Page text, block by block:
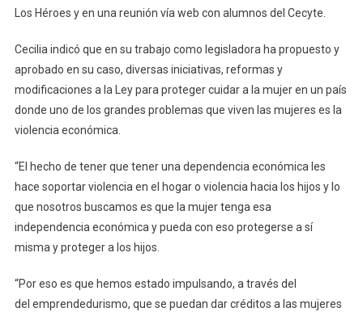
Los Héroes y en una reunión vía web con alumnos del Cecyte.
Cecilia indicó que en su trabajo como legisladora ha propuesto y
aprobado en su caso, diversas iniciativas, reformas y
modificaciones a la Ley para proteger cuidar a la mujer en un país
donde uno de los grandes problemas que viven las mujeres es la
violencia económica.
“El hecho de tener que tener una dependencia económica les
hace soportar violencia en el hogar o violencia hacia los hijos y lo
que nosotros buscamos es que la mujer tenga esa
independencia económica y pueda con eso protegerse a sí
misma y proteger a los hijos.
“Por eso es que hemos estado impulsando, a través del
del emprendedurismo, que se puedan dar créditos a las mujeres